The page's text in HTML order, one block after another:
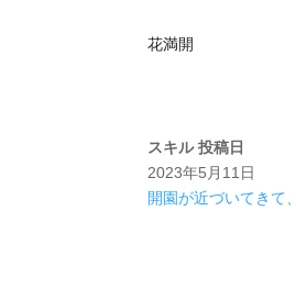
花満開
スキル 投稿日
2023年5月11日
開園が近づいてきて、